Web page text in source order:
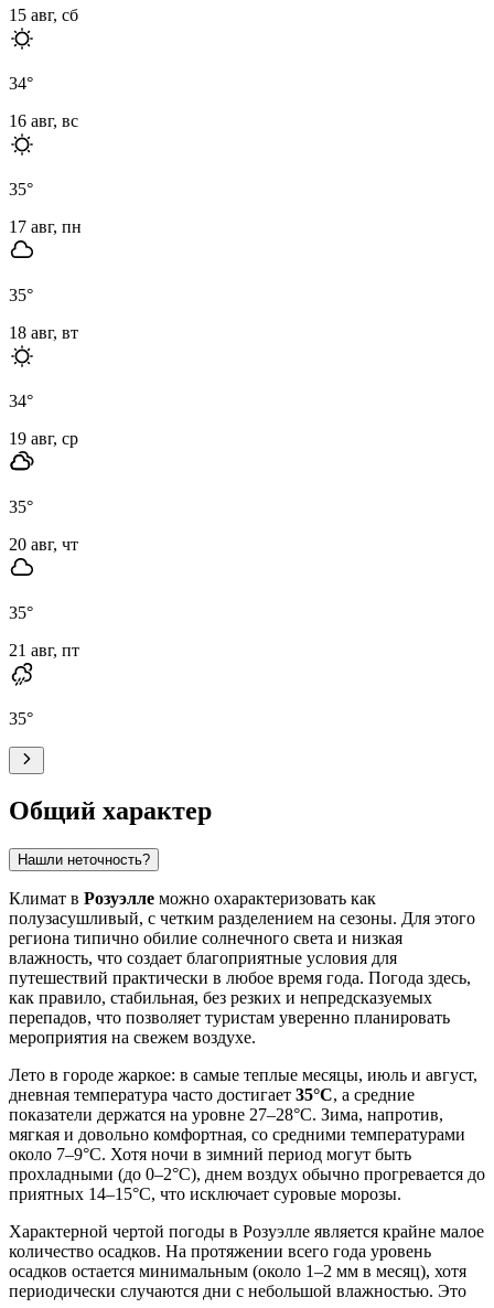
15 авг, сб
34°
16 авг, вс
35°
17 авг, пн
35°
18 авг, вт
34°
19 авг, ср
35°
20 авг, чт
35°
21 авг, пт
35°
Общий характер
Нашли неточность?
Климат в Розуэлле можно охарактеризовать как
полузасушливый, с четким разделением на сезоны. Для этого
региона типично обилие солнечного света и низкая
влажность, что создает благоприятные условия для
путешествий практически в любое время года. Погода здесь,
как правило, стабильная, без резких и непредсказуемых
перепадов, что позволяет туристам уверенно планировать
мероприятия на свежем воздухе.
Лето в городе жаркое: в самые теплые месяцы, июль и август,
дневная температура часто достигает 35°C, а средние
показатели держатся на уровне 27–28°C. Зима, напротив,
мягкая и довольно комфортная, со средними температурами
около 7–9°C. Хотя ночи в зимний период могут быть
прохладными (до 0–2°C), днем воздух обычно прогревается до
приятных 14–15°C, что исключает суровые морозы.
Характерной чертой погоды в Розуэлле является крайне малое
количество осадков. На протяжении всего года уровень
осадков остается минимальным (около 1–2 мм в месяц), хотя
периодически случаются дни с небольшой влажностью. Это